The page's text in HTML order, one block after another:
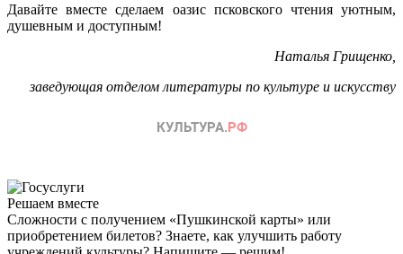
Давайте вместе сделаем оазис псковского чтения уютным,
душевным и доступным!
Наталья Грищенко,
заведующая отделом литературы по культуре и искусству
Решаем вместе
Сложности с получением «Пушкинской карты» или
приобретением билетов? Знаете, как улучшить работу